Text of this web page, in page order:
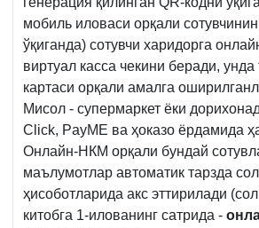
мобиль иловаси орқали
ўқиганда) сотувчи харидорга
виртуал касса чекини беради, унда
картаси орқали амалга
Мисол - супермаркет ёки
Click, PayME ва ҳоказо ёрдамида
Онлайн-НКМ орқали бундай
маълумотлар автоматик тарзда
ҳисоботларида акс эттирилади
китобга 1-илованинг сатрида -